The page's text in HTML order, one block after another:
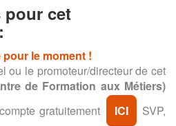
pour cet
le moment !
ou le promoteur/directeur de cet
de Formation aux Métiers)
gratuitement ICI
SVP,